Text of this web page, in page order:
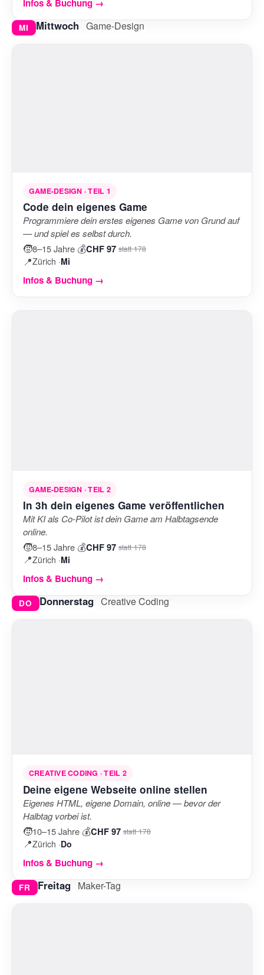
Infos & Buchung →
MI Mittwoch Game-Design
GAME-DESIGN · TEIL 1
Code dein eigenes Game
Programmiere dein erstes eigenes Game von Grund auf
— und spiel es selbst durch.
🧒8–15 Jahre 💰CHF 97 statt 178
📍Zürich ·Mi
Infos & Buchung →
GAME-DESIGN · TEIL 2
In 3h dein eigenes Game veröffentlichen
Mit KI als Co-Pilot ist dein Game am Halbtagsende
online.
🧒8–15 Jahre 💰CHF 97 statt 178
📍Zürich ·Mi
Infos & Buchung →
DO Donnerstag Creative Coding
CREATIVE CODING · TEIL 2
Deine eigene Webseite online stellen
Eigenes HTML, eigene Domain, online — bevor der
Halbtag vorbei ist.
🧒10–15 Jahre 💰CHF 97 statt 178
📍Zürich ·Do
Infos & Buchung →
FR Freitag Maker-Tag